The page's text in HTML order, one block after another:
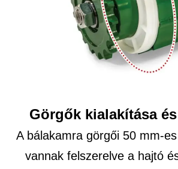
Görgők kialakítása
A bálakamra görgői 50 mm-
vannak felszerelve a hajtó